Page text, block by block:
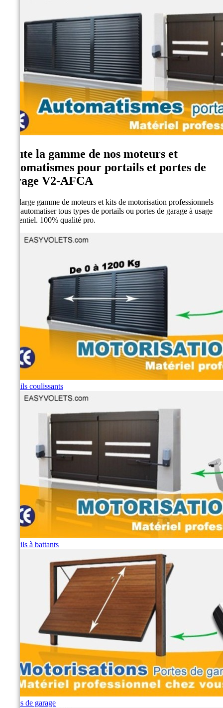
Toute la gamme de nos moteurs et
automatismes pour portails et portes de
garage V2-AFCA
Une large gamme de moteurs et kits de motorisation professionnels
pour automatiser tous types de portails ou portes de garage à usage
résidentiel. 100% qualité pro.
Portails coulissants
Portails à battants
Portes de garage